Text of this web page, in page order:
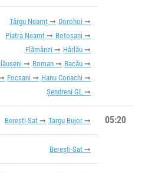
Târgu Neamț
Dorohoi
Piatra Neamț
Botoșani
Flămânzi
Hârlău
Roman
Bacău
Focșani
Hanu Conachi
Șendreni GL
Berești-Sat Targu Bujor 05:20
Berești-Sat